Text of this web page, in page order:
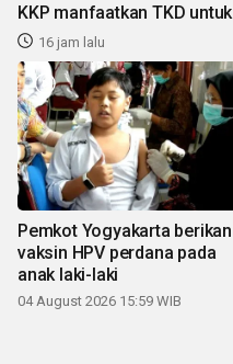
KKP manfaatkan TKD
16 jam lalu
Pemkot Yogyakarta berikan
vaksin HPV perdana pada
anak laki-laki
04 August 2026 15:59 WIB